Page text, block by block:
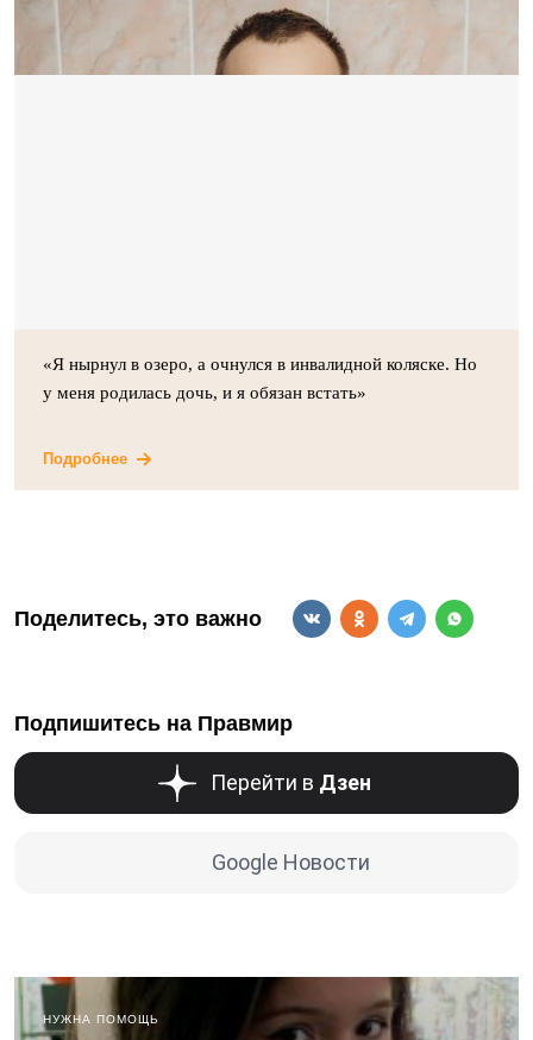
«Я нырнул в озеро, а очнулся в инвалидной коляске. Но
у меня родилась дочь, и я обязан встать»
Подробнее
Поделитесь, это важно
Подпишитесь на Правмир
Перейти в Дзен
Google Новости
НУЖНА ПОМОЩЬ